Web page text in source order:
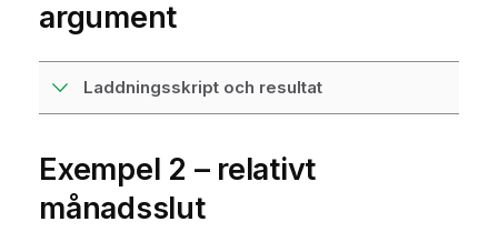
argument
Laddningsskript och resultat
Exempel 2 – relativt
månadsslut